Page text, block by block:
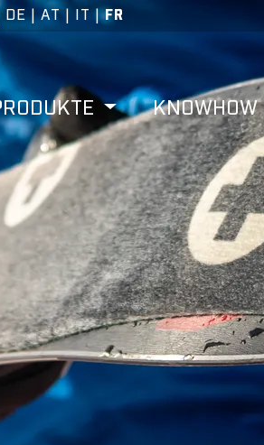
DE AT IT |FR
KNOWHOW